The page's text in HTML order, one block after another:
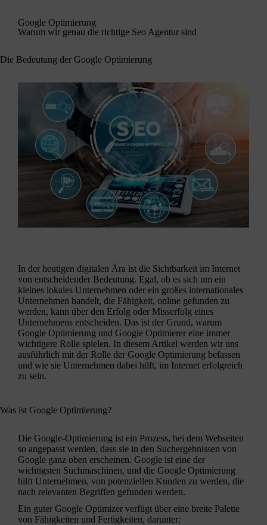
Google Optimierung
Warum wir genau die richtige Seo Agentur sind
Die Bedeutung der Google Optimierung
In der heutigen digitalen Ära ist die Sichtbarkeit im Internet
von entscheidender Bedeutung. Egal, ob es sich um ein
kleines lokales Unternehmen oder ein großes internationales
Unternehmen handelt, die Fähigkeit, online gefunden zu
werden, kann über den Erfolg oder Misserfolg eines
Unternehmens entscheiden. Das ist der Grund, warum
Google Optimierung und Google Optimierer eine immer
wichtigere Rolle spielen. In diesem Artikel werden wir uns
ausführlich mit der Rolle der Google Optimierung befassen
und wie sie Unternehmen dabei hilft, im Internet erfolgreich
zu sein.
Was ist Google Optimierung?
Die Google-Optimierung ist ein Prozess, bei dem Webseiten
so angepasst werden, dass sie in den Suchergebnissen von
Google ganz oben erscheinen. Google ist eine der
wichtigsten Suchmaschinen, und die Google Optimierung
hilft Unternehmen, von potenziellen Kunden zu werden, die
nach relevanten Begriffen gefunden werden.
Ein guter Google Optimizer verfügt über eine breite Palette
von Fähigkeiten und Fertigkeiten, darunter: